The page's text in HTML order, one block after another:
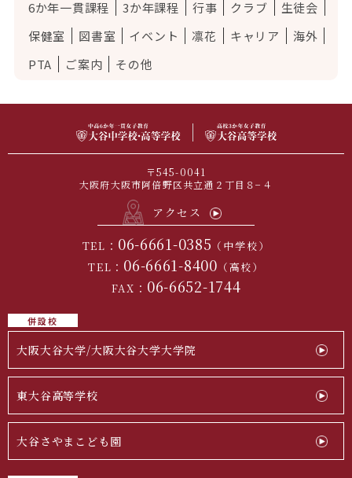
6か年一貫課程
3か年課程 行事 クラブ
生徒会
保健室
図書室 イベント 凛花 キャリア
海外
PTA
ご案内 その他
〒545-0041
大阪府大阪市阿倍野区共立通２丁目８−４
アクセス
TEL： 06-6661-0385 （中学校）
TEL： 06-6661-8400 （高校）
FAX： 06-6652-1744
併設校
大阪大谷大学/大阪大谷大学大学院
東大谷高等学校
大谷さやまこども園